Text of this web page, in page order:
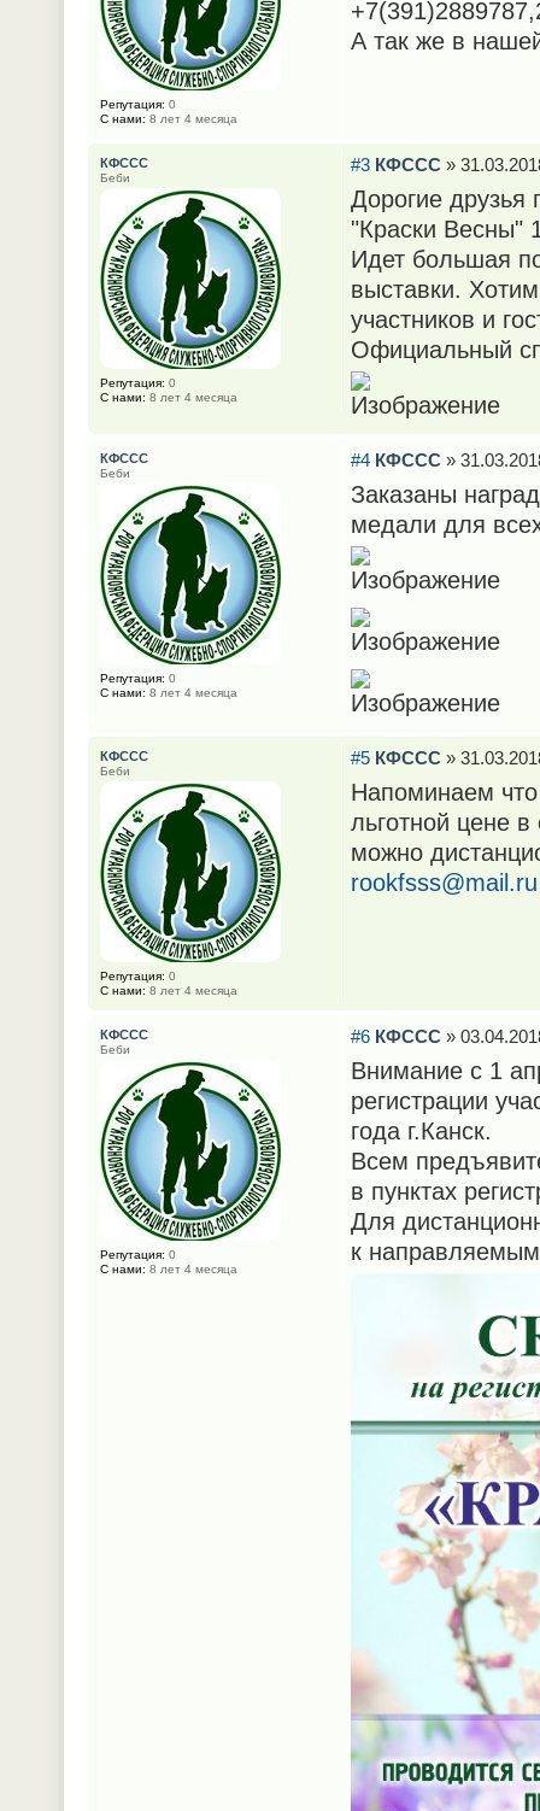
А так же в
Репутация: 0
С нами: 8 лет 4 месяца
#3 КФССС»
Дорогие друзья
"Краски Весны"
Идет большая
выставки.
участников и
Официальный
КФССС
Беби
Репутация: 0
С нами: 8 лет 4 месяца
#4 КФССС»
Заказаны
медали для
КФССС
Беби
Репутация: 0
С нами: 8 лет 4 месяца
#5 КФССС»
Напоминаем что
льготной цене
можно
rookfsss@mail.ru
КФССС
Беби
Репутация: 0
С нами: 8 лет 4 месяца
#6 КФССС»
Внимание с 1
регистрации
года г.Канск.
Всем
в пунктах
Для
к
КФССС
Беби
Репутация: 0
С нами: 8 лет 4 месяца